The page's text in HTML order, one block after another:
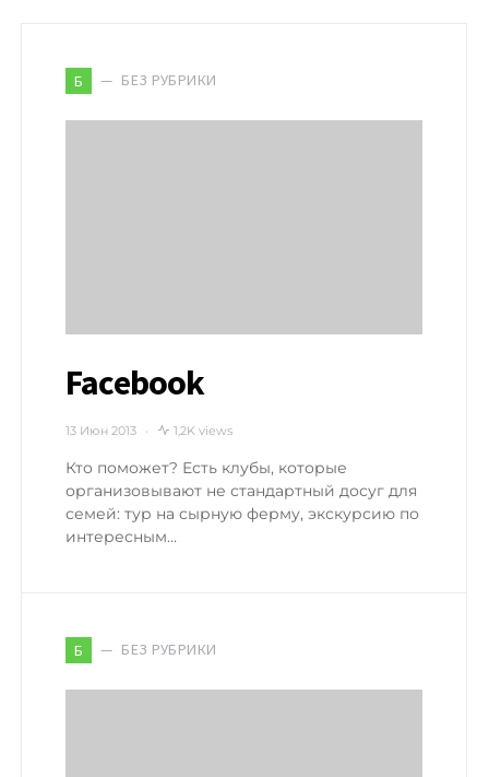
Б БЕЗ РУБРИКИ
Facebook
13 Июн 2013 1,2K views
Кто поможет? Есть клубы, которые
организовывают не стандартный досуг для
семей: тур на сырную ферму, экскурсию по
интересным…
Б БЕЗ РУБРИКИ